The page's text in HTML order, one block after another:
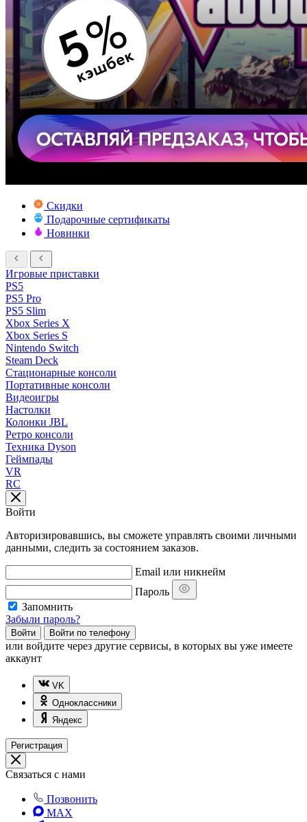
Скидки
Подарочные сертификаты
Новинки
Игровые приставки
PS5
PS5 Pro
PS5 Slim
Xbox Series X
Xbox Series S
Nintendo Switch
Steam Deck
Стационарные консоли
Портативные консоли
Видеоигры
Настолки
Колонки JBL
Ретро консоли
Техника Dyson
Геймпады
VR
RC
Войти
Авторизировавшись, вы сможете управлять своими личными
данными, следить за состоянием заказов.
Email или никнейм
Пароль
Запомнить
Забыли пароль?
Войти Войти по телефону
или войдите через другие сервисы, в которых вы уже имеете
аккаунт
VK
Одноклассники
Яндекс
Регистрация
Связаться с нами
Позвонить
MAX